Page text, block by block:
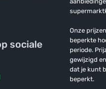
sociale
Onze
beperkte
periode.
gewijzigd
dat je kunt
beperkt.